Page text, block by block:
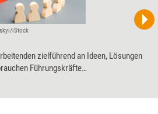
iStock
zielführend an Ideen, Lösungen
Führungskräfte